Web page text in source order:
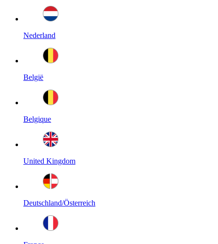
Nederland
België
Belgique
United Kingdom
Deutschland/Österreich